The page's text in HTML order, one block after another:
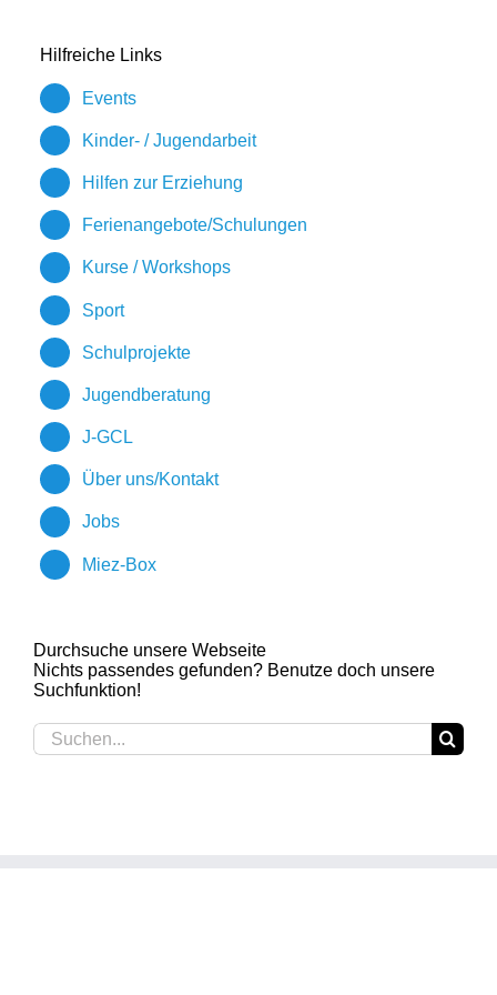
Hilfreiche Links
Events
Kinder- / Jugendarbeit
Hilfen zur Erziehung
Ferienangebote/Schulungen
Kurse / Workshops
Sport
Schulprojekte
Jugendberatung
J-GCL
Über uns/Kontakt
Jobs
Miez-Box
Durchsuche unsere Webseite
Nichts passendes gefunden? Benutze doch unsere
Suchfunktion!
Suche
nach: